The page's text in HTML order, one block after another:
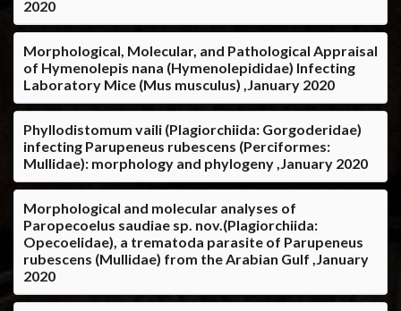
2020
Morphological, Molecular, and Pathological Appraisal
of Hymenolepis nana (Hymenolepididae) Infecting
Laboratory Mice (Mus musculus) ,January 2020
Phyllodistomum vaili (Plagiorchiida: Gorgoderidae)
infecting Parupeneus rubescens (Perciformes:
Mullidae): morphology and phylogeny ,January 2020
Morphological and molecular analyses of
Paropecoelus saudiae sp. nov.(Plagiorchiida:
Opecoelidae), a trematoda parasite of Parupeneus
rubescens (Mullidae) from the Arabian Gulf ,January
2020